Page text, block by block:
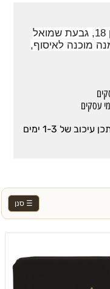
מהחנות, רח' בן גוריון 18, גבעת שמואל
מוכנה לאיסוף,
בהזמנת רקמה או הטבעה על מוצר יתכן עיכוב של 1-3 ימים
☰ סנן